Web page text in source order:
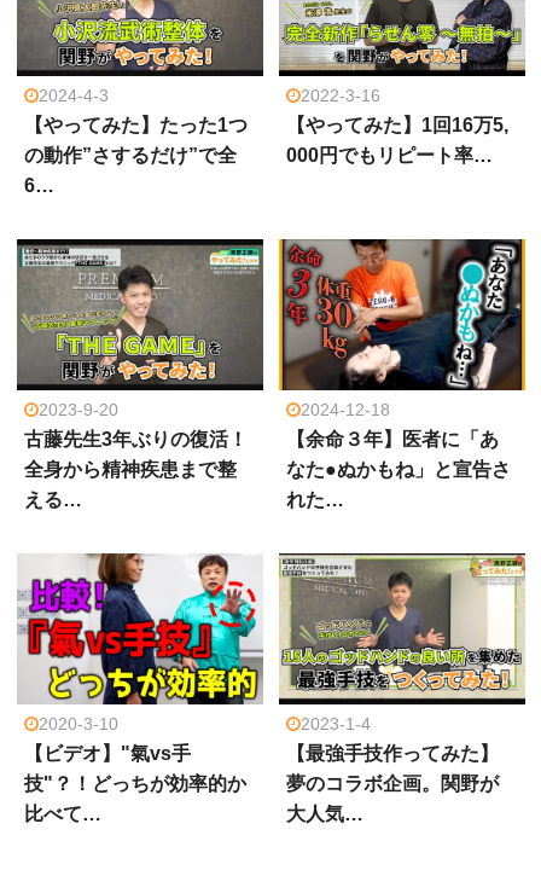
2024-4-3
【やってみた】たった1つ
の動作”さするだけ”で全
6…
2022-3-16
【やってみた】1回16万5,
000円でもリピート率…
2023-9-20
古藤先生3年ぶりの復活！
全身から精神疾患まで整
える…
2024-12-18
【余命３年】医者に「あ
なた●ぬかもね」と宣告さ
れた…
2020-3-10
【ビデオ】"氣vs手
技"？！どっちが効率的か
比べて…
2023-1-4
【最強手技作ってみた】
夢のコラボ企画。関野が
大人気…